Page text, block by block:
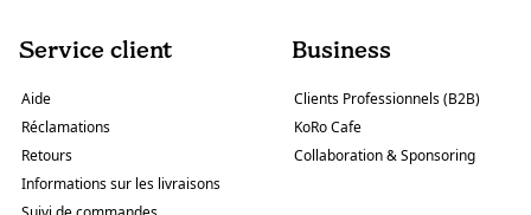
Service client
Aide
Réclamations
Retours
Informations sur les livraisons
Business
Clients Professionnels (B2B)
KoRo Cafe
Collaboration & Sponsoring